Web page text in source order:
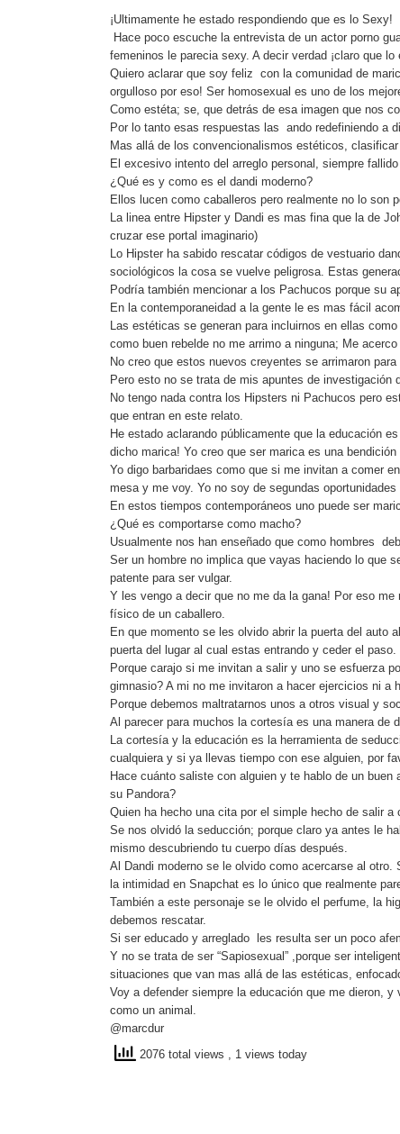
¡Ultimamente he estado respondiendo que es lo
Hace poco escuche la entrevista de un actor porno
femeninos le parecia sexy. A decir verdad ¡claro que lo
Quiero aclarar que soy feliz con la comunidad de
orgulloso por eso! Ser homosexual es uno de los
Como estéta; se, que detrás de esa imagen que nos
Por lo tanto esas respuestas las ando redefiniendo a
Mas allá de los convencionalismos estéticos,
El excesivo intento del arreglo personal, siempre
¿Qué es y como es el dandi moderno?
Ellos lucen como caballeros pero realmente no lo son
La linea entre Hipster y Dandi es mas fina que la de
cruzar ese portal imaginario)
Lo Hipster ha sabido rescatar códigos de vestuario
sociológicos la cosa se vuelve peligrosa. Estas
Podría también mencionar a los Pachucos porque su
En la contemporaneidad a la gente le es mas fácil
Las estéticas se generan para incluirnos en ellas
como buen rebelde no me arrimo a ninguna; Me
No creo que estos nuevos creyentes se arrimaron
Pero esto no se trata de mis apuntes de investigación
No tengo nada contra los Hipsters ni Pachucos pero
que entran en este relato.
He estado aclarando públicamente que la educación
dicho marica! Yo creo que ser marica es una
Yo digo barbaridaes como que si me invitan a comer
mesa y me voy. Yo no soy de segundas
En estos tiempos contemporáneos uno puede ser
¿Qué es comportarse como macho?
Usualmente nos han enseñado que como hombres
Ser un hombre no implica que vayas haciendo lo que
patente para ser vulgar.
Y les vengo a decir que no me da la gana! Por eso
físico de un caballero.
En que momento se les olvido abrir la puerta del auto
puerta del lugar al cual estas entrando y ceder el
Porque carajo si me invitan a salir y uno se esfuerza
gimnasio? A mi no me invitaron a hacer ejercicios ni a
Porque debemos maltratarnos unos a otros visual y
Al parecer para muchos la cortesía es una manera de
La cortesía y la educación es la herramienta de
cualquiera y si ya llevas tiempo con ese alguien, por
Hace cuánto saliste con alguien y te hablo de un
su Pandora?
Quien ha hecho una cita por el simple hecho de salir
Se nos olvidó la seducción; porque claro ya antes le
mismo descubriendo tu cuerpo días después.
Al Dandi moderno se le olvido como acercarse al
la intimidad en Snapchat es lo único que realmente
También a este personaje se le olvido el perfume, la
debemos rescatar.
Si ser educado y arreglado les resulta ser un poco
Y no se trata de ser “Sapiosexual” ,porque ser
situaciones que van mas allá de las estéticas,
Voy a defender siempre la educación que me dieron,
como un animal.
@marcdur
2076 total views , 1 views today